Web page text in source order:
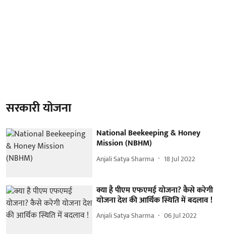
सरकारी योजना
National Beekeeping & Honey
Mission (NBHM)
Anjali Satya Sharma 18 Jul 2022
क्या है पीएम एफएमई योजना? कैसे करेगी
योजना देश की आर्थिक स्थिति में बदलाव !
Anjali Satya Sharma 06 Jul 2022